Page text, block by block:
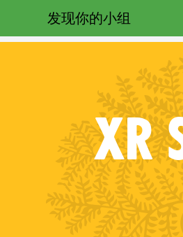
发现你的小组
XR